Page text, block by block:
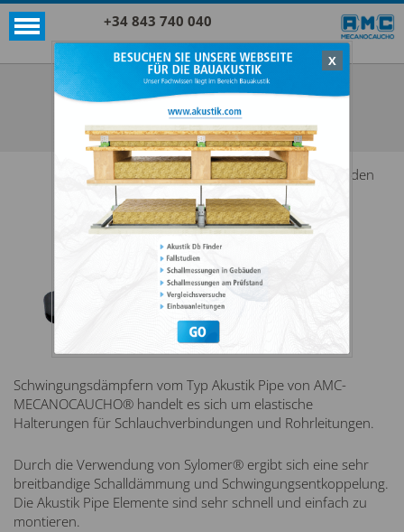
+34 843 740 040
X
Akustik + Sylomer®
AKUSTIK PIPE OMEGA+SYLOMER®
ALLE ANZEIGEN AKUSTIK + SYLOMER®
Bei den
Schwingungsdämpfern vom Typ Akustik Pipe von AMC-
MECANOCAUCHO® handelt es sich um elastische
Halterungen für Schlauchverbindungen und Rohrleitungen.
Durch die Verwendung von Sylomer® ergibt sich eine sehr
breitbandige Schalldämmung und Schwingungsentkoppelung.
Die Akustik Pipe Elemente sind sehr schnell und einfach zu
montieren.